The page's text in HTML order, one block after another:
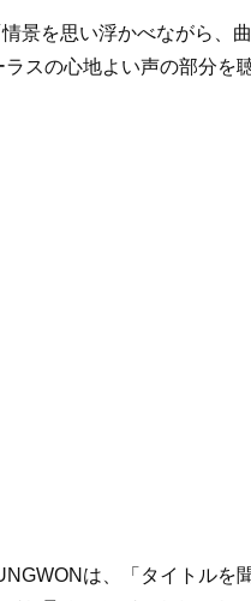
景を思い浮かべながら、
スの心地よい声の部分を
は、「タイトルを